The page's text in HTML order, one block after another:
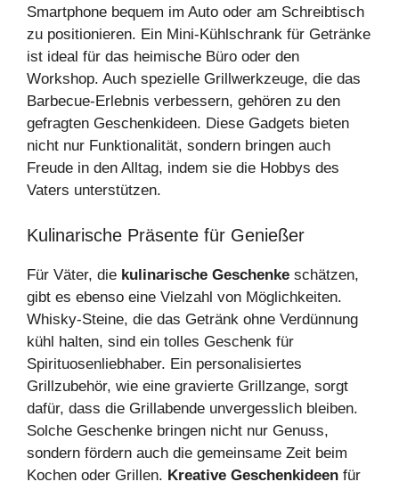
Smartphone bequem im Auto oder am Schreibtisch
zu positionieren. Ein Mini-Kühlschrank für Getränke
ist ideal für das heimische Büro oder den
Workshop. Auch spezielle Grillwerkzeuge, die das
Barbecue-Erlebnis verbessern, gehören zu den
gefragten Geschenkideen. Diese Gadgets bieten
nicht nur Funktionalität, sondern bringen auch
Freude in den Alltag, indem sie die Hobbys des
Vaters unterstützen.
Kulinarische Präsente für Genießer
Für Väter, die kulinarische Geschenke schätzen,
gibt es ebenso eine Vielzahl von Möglichkeiten.
Whisky-Steine, die das Getränk ohne Verdünnung
kühl halten, sind ein tolles Geschenk für
Spirituosenliebhaber. Ein personalisiertes
Grillzubehör, wie eine gravierte Grillzange, sorgt
dafür, dass die Grillabende unvergesslich bleiben.
Solche Geschenke bringen nicht nur Genuss,
sondern fördern auch die gemeinsame Zeit beim
Kochen oder Grillen. Kreative Geschenkideen für